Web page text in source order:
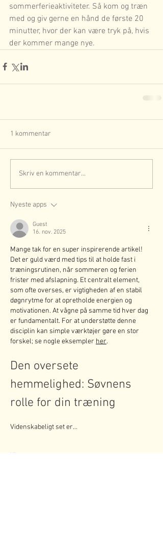
sommerferieaktiviteter. Så kom og træn
med og giv gerne en hånd de første 20
minutter, hvor der kan være tryk på, hvis
der kommer mange nye.
1 kommentar
Skriv en kommentar...
Nyeste apps
Guest
16. nov. 2025
Mange tak for en super inspirerende artikel!
Det er guld værd med tips til at holde fast i
træningsrutinen, når sommeren og ferien
frister med afslapning. Et centralt element,
som ofte overses, er vigtigheden af en stabil
døgnrytme for at opretholde energien og
motivationen. At vågne på samme tid hver dag
er fundamentalt. For at understøtte denne
disciplin kan simple værktøjer gøre en stor
forskel; se nogle eksempler her.
Den oversete
hemmelighed: Søvnens
rolle for din træning
Videnskabeligt set er…
Vis mere